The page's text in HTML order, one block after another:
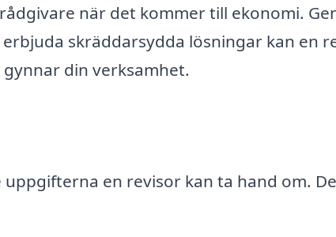
när det kommer till ekonomi.
skräddarsydda lösningar kan en
din verksamhet.
en revisor kan ta hand om.